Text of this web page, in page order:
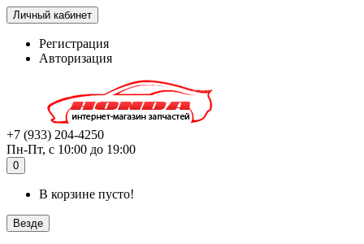
Личный кабинет
Регистрация
Авторизация
+7 (933) 204-4250
Пн-Пт, с 10:00 до 19:00
0
В корзине пусто!
Везде